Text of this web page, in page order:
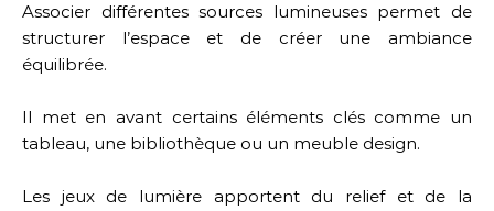
Associer différentes sources lumineuses permet de
structurer l’espace et de créer une ambiance
équilibrée.
Il met en avant certains éléments clés comme un
tableau, une bibliothèque ou un meuble design.
Les jeux de lumière apportent du relief et de la